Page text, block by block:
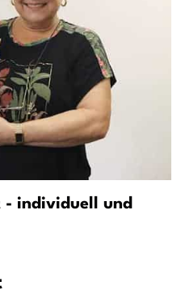
- individuell und